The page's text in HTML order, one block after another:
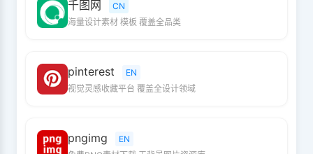
千图网
CN
海量设计素材 模板 覆盖全品类
pinterest
EN
视觉灵感收藏平台 覆盖全设计领域
pngimg
EN